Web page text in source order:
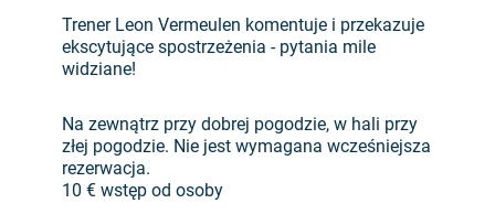
Trener Leon Vermeulen komentuje i przekazuje
ekscytujące spostrzeżenia - pytania mile
widziane!
Na zewnątrz przy dobrej pogodzie, w hali przy
złej pogodzie. Nie jest wymagana wcześniejsza
rezerwacja.
10 € wstęp od osoby